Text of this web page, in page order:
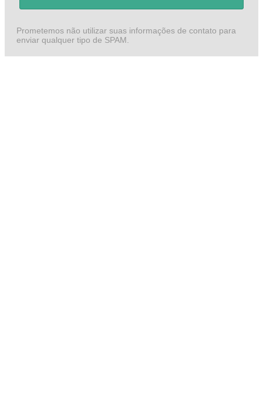
Prometemos não utilizar suas informações de contato para
enviar qualquer tipo de SPAM.